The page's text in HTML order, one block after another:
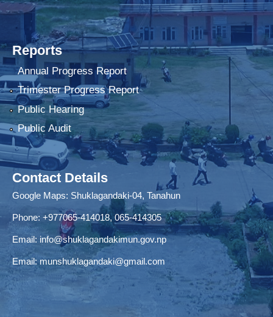
Reports
Annual Progress Report
Trimester Progress Report
Public Hearing
Public Audit
Contact Details
Google Maps: Shuklagandaki-04, Tanahun
Phone: +977065-414018,065-414305
Email: info@shuklagandakimun.gov.np
Email:munshuklagandaki@gmail.com